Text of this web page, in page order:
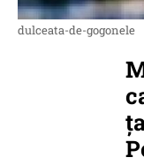
dulceata-de-gogonele